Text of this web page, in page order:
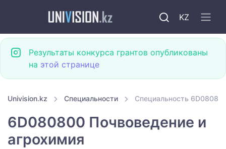
KZ
Результаты конкурса грантов опубликованы
на этой странице
Univision.kz Специальности Специальность
6D080800 Почвоведение и
агрохимия